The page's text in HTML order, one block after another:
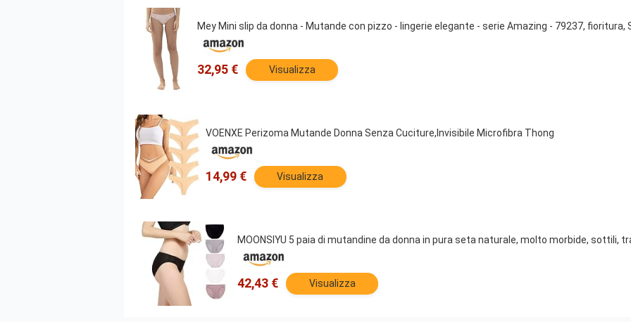
Mey Mini slip da donna - Mutande con pizzo - lingerie elegante - serie Amazing - 79237, fioritura,
32,95 € Visualizza
VOENXE Perizoma Mutande Donna Senza Cuciture,Invisibile Microfibra Thong
14,99 € Visualizza
MOONSIYU 5 paia di mutandine da donna in pura seta naturale, molto morbide, sottili,
42,43 € Visualizza